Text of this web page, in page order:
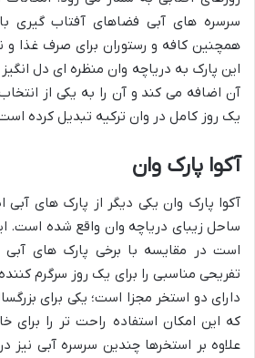
سرسره های آبی فضاهای آفتاب گیری
همچنین کافه و رستوران برای صرف غذا و
این پارک به دریاچه وان منظره ای دل انگیز
آن اضافه می کند و آن را به یکی از
یک روز کامل در وان ترکیه تبدیل کرده
آکوا پارک وان
آکوا پارک وان یکی دیگر از پارک های
ساحل زیبای دریاچه وان واقع شده است.
است در مقایسه با برخی پارک های آبی
تفریحی مناسبی را برای یک روز سرگرم
دارای دو استخر مجزا است؛ یکی برای
که این امکان استفاده راحت تر را برای
علاوه بر استخرها چندین سرسره آبی نیز